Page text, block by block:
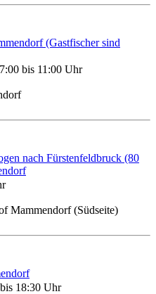
(Gastfischer sind
bis 11:00 Uhr
nach Fürstenfeldbruck (80
Mammendorf (Südseite)
bis 18:30 Uhr